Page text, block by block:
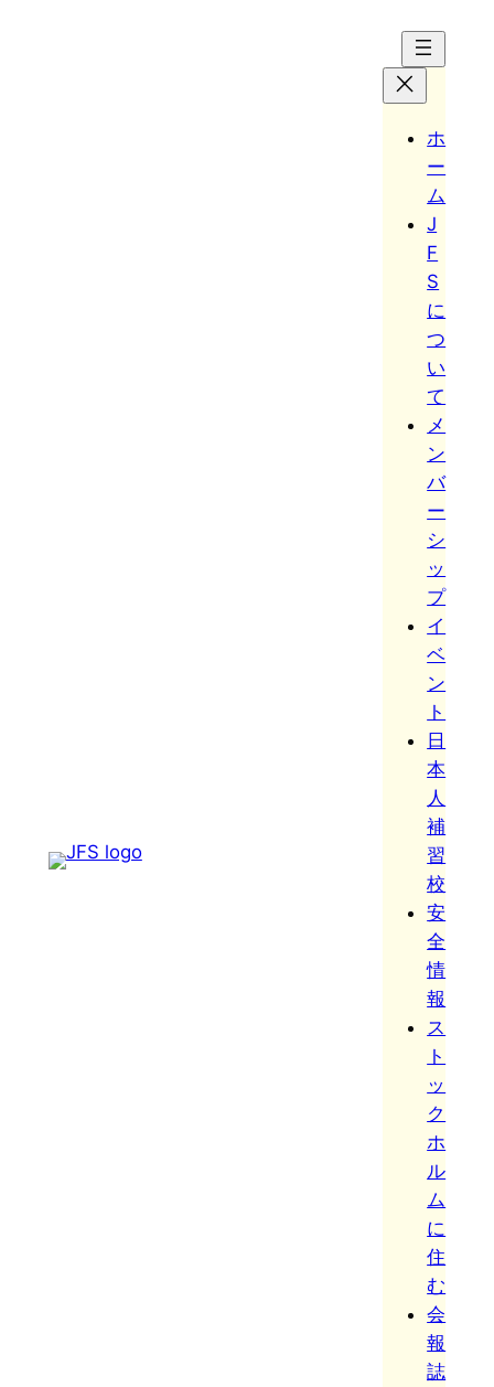
ホ
ー
ム
J
F
S
に
つ
い
て
メ
ン
バ
ー
シ
ッ
プ
イ
ベ
ン
ト
日
本
人
補
習
校
安
全
情
報
ス
ト
ッ
ク
ホ
ル
ム
に
住
む
会
報
誌